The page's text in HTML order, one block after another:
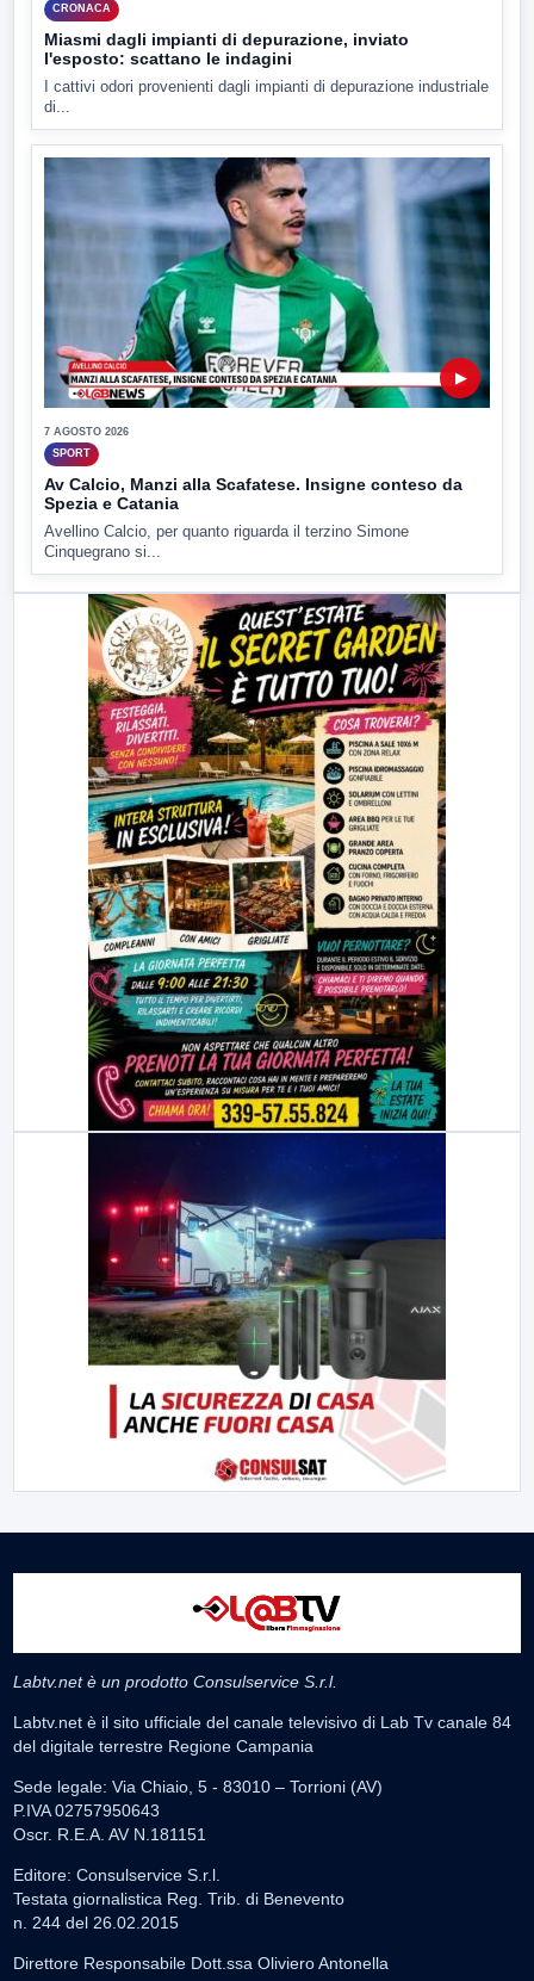
CRONACA
Miasmi dagli impianti di depurazione, inviato
l'esposto: scattano le indagini
I cattivi odori provenienti dagli impianti di depurazione industriale
di...
▶
7 AGOSTO 2026
SPORT
Av Calcio, Manzi alla Scafatese. Insigne conteso da
Spezia e Catania
Avellino Calcio, per quanto riguarda il terzino Simone
Cinquegrano si...
Labtv.net è un prodotto Consulservice S.r.l.
Labtv.net è il sito ufficiale del canale televisivo di Lab Tv canale 84
del digitale terrestre Regione Campania
Sede legale: Via Chiaio, 5 - 83010 – Torrioni (AV)
P.IVA 02757950643
Oscr. R.E.A. AV N.181151
Editore: Consulservice S.r.l.
Testata giornalistica Reg. Trib. di Benevento
n. 244 del 26.02.2015
Direttore Responsabile Dott.ssa Oliviero Antonella